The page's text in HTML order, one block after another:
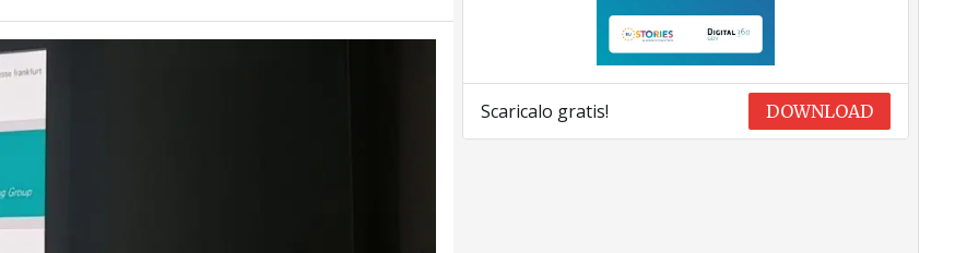
Scaricalo gratis! DOWNLOAD